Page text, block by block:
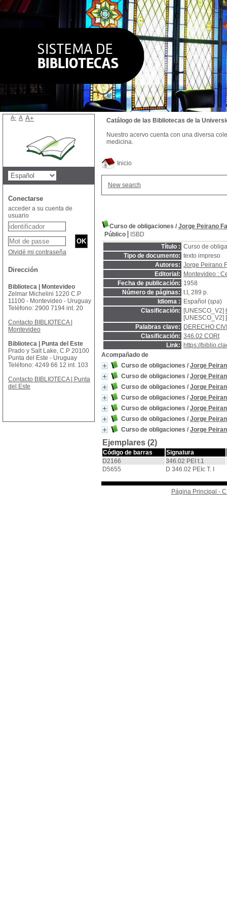
Inicio
New search
Curso de obligaciones / Jorge Peirano
Público
ISBD
Título : Curso de
Tipo de documento: texto impreso
Autores: Jorge Peirano
Editorial:
Montevideo :
Fecha de publicación: 1958
Número de páginas: t.I, 289 p.
Idioma :
Español (spa)
Clasificación:
[UNESCO_V2]
[UNESCO_V2]
Palabras clave:
DERECHO
Clasificación: 346.02 CORt
Link:
https://
Acompañado de
Curso de obligaciones / Jorge
Curso de obligaciones / Jorge
Curso de obligaciones / Jorge
Curso de obligaciones / Jorge
Curso de obligaciones / Jorge
Curso de obligaciones / Jorge
Curso de obligaciones / Jorge
Ejemplares (2)
Código de barras
Signatura
D2166
346.02 PEI t.1
D5655
D 346.02 PEIc T. I
Página Principal -
Catálogo de las Bibliotecas de la
Nuestro acervo cuenta con una diversa
medicina.
A- A A+
Conectarse
acceder a su cuenta de
usuario
Olvidé mi contraseña
Dirección
Biblioteca | Montevideo
Zelmar Michelini 1220 C.P
11100 - Montevideo - Uruguay
Teléfono: 2900 7194 int. 20
Contacto BIBLIOTECA |
Montevideo
Biblioteca | Punta del Este
Prado y Salt Lake, C.P 20100
Punta del Este - Uruguay
Teléfono: 4249 66 12 int. 103
Contacto BIBLIOTECA | Punta
del Este